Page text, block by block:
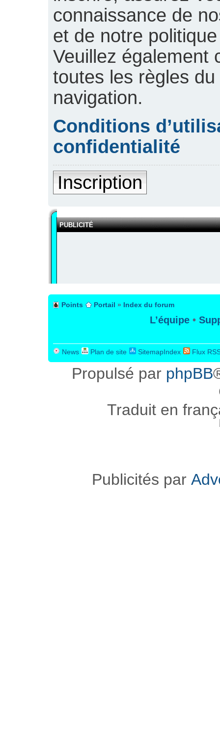
connaissance de
et de notre
Veuillez également
toutes les règles
navigation.
Conditions
confidentialité
Inscription
PUBLICITÉ
Points Portail » Index du forum
L’équipe •
News Plan de site SitemapIndex Flux
Propulsé par phpBB
Traduit en
Publicités par